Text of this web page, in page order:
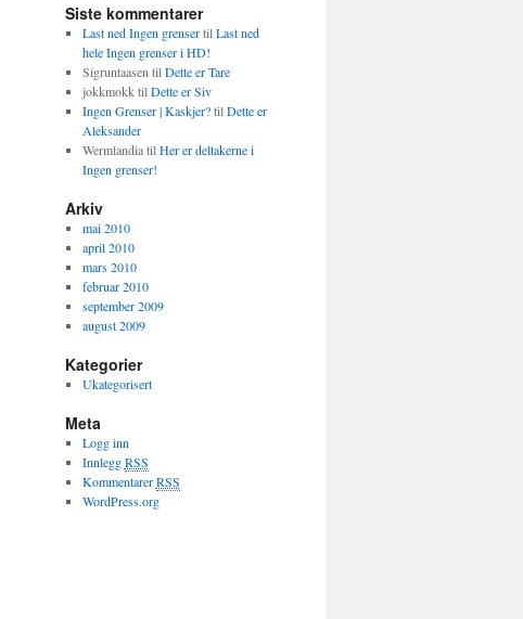
Siste kommentarer
Last ned Ingen grensertilLast ned
hele Ingen grenser i HD!
Sigruntaasen tilDette er Tare
jokkmokktilDette er Siv
Ingen Grenser | Kaskjer?tilDette er
Aleksander
WermlandiatilHer er deltakerne i
Ingen grenser!
Arkiv
mai 2010
april 2010
mars 2010
februar 2010
september 2009
august 2009
Kategorier
Ukategorisert
Meta
Logg inn
InnleggRSS
KommentarerRSS
WordPress.org